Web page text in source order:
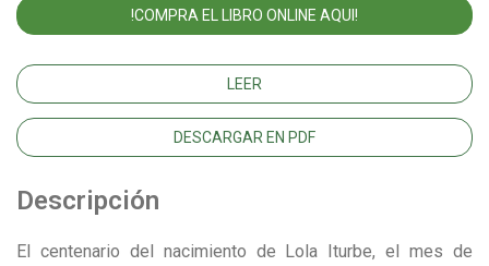
!COMPRA EL LIBRO ONLINE AQUI!
LEER
DESCARGAR EN PDF
Descripción
El centenario del nacimiento de Lola Iturbe, el mes de